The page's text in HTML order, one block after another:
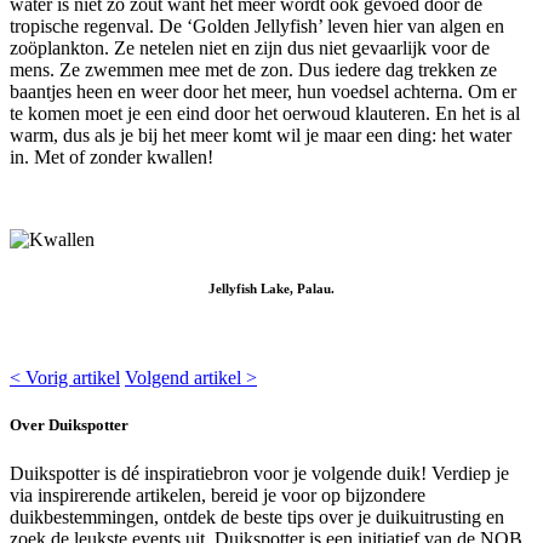
water is niet zo zout want het meer wordt ook gevoed door de
tropische regenval. De ‘Golden Jellyfish’ leven hier van algen en
zoöplankton. Ze netelen niet en zijn dus niet gevaarlijk voor de
mens. Ze zwemmen mee met de zon. Dus iedere dag trekken ze
baantjes heen en weer door het meer, hun voedsel achterna. Om er
te komen moet je een eind door het oerwoud klauteren. En het is al
warm, dus als je bij het meer komt wil je maar een ding: het water
in. Met of zonder kwallen!
Jellyfish Lake, Palau.
< Vorig artikel Volgend artikel >
Over Duikspotter
Duikspotter is dé inspiratiebron voor je volgende duik! Verdiep je
via inspirerende artikelen, bereid je voor op bijzondere
duikbestemmingen, ontdek de beste tips over je duikuitrusting en
zoek de leukste events uit. Duikspotter is een initiatief van de NOB.